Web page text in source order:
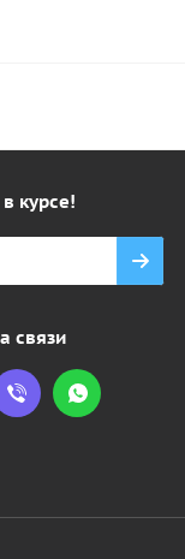
курсе!
связи